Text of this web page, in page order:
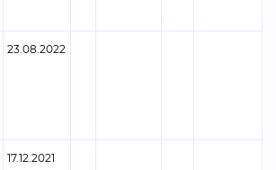
23.08.2022
17.12.2021